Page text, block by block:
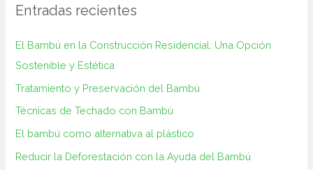
Entradas recientes
El Bambú en la Construcción‌ Residencial: Una Opción
Sostenible y ⁢Estética
Tratamiento y Preservación del Bambú
Técnicas de Techado con Bambú
El bambú como alternativa al plástico
Reducir la Deforestación con la Ayuda del Bambú